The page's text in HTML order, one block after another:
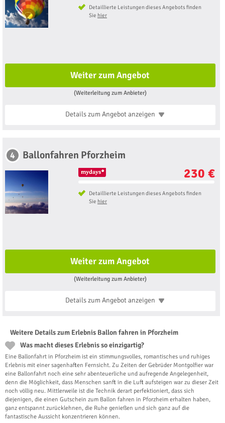
Detaillierte Leistungen dieses Angebots finden
Sie hier
Weiter zum Angebot
(Weiterleitung zum Anbieter)
Details zum Angebotanzeigen
4 Ballonfahren Pforzheim
230 €
Detaillierte Leistungen dieses Angebots finden
Sie hier
Weiter zum Angebot
(Weiterleitung zum Anbieter)
Details zum Angebotanzeigen
Weitere Details zum Erlebnis Ballon fahren in Pforzheim
Was macht dieses Erlebnis so einzigartig?
Eine Ballonfahrt in Pforzheim ist ein stimmungsvolles, romantisches und ruhiges
Erlebnis mit einer sagenhaften Fernsicht. Zu Zeiten der Gebrüder Montgolfier war
eine Ballonfahrt noch eine sehr abenteuerliche und aufregende Angelegenheit,
denn die Möglichkeit, dass Menschen sanft in die Luft aufsteigen war zu dieser Zeit
noch völlig neu. Mittlerweile ist die Technik derart perfektioniert, dass sich
diejenigen, die einen Gutschein zum Ballon fahren in Pforzheim erhalten haben,
ganz entspannt zurücklehnen, die Ruhe genießen und sich ganz auf die
fantastische Aussicht konzentrieren können.